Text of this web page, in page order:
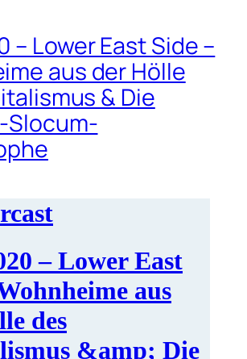
– Lower East Side –
aus der Hölle
& Die
Slocum-